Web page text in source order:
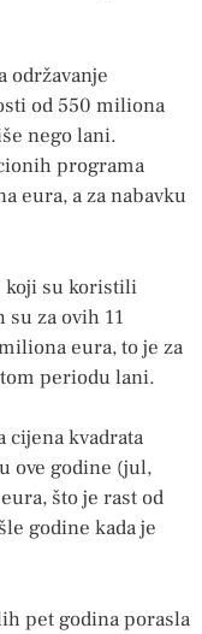
održavanje
od 550 miliona
nego lani.
programa
eura, a za nabavku
koji su koristili
za ovih 11
eura, to je za
periodu lani.
cijena kvadrata
ove godine (jul,
što je rast od
godine kada je
pet godina porasla